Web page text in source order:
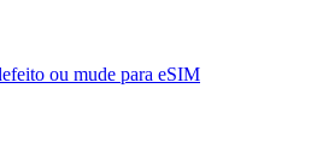
ou mude para eSIM